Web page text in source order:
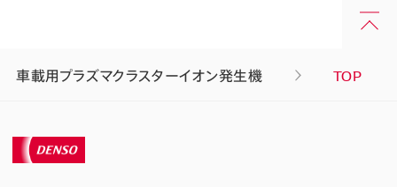
車載用プラズマクラスターイオン発生機 TOP